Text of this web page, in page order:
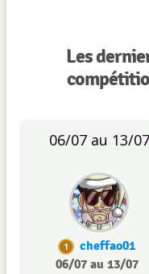
Les
06/07 au 13/07
1
cheffao01
06/07 au 13/07